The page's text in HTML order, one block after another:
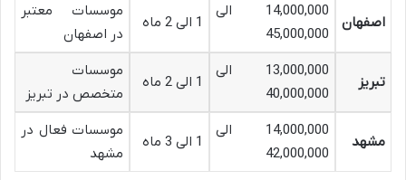
اصفهان
14,000,000 الی
45,000,000
1 الی 2 ماه
موسسات معتبر
در اصفهان
تبریز
13,000,000 الی
40,000,000
1 الی 2 ماه
موسسات
متخصص در تبریز
مشهد
14,000,000 الی
42,000,000
1 الی 3 ماه
موسسات فعال در
مشهد